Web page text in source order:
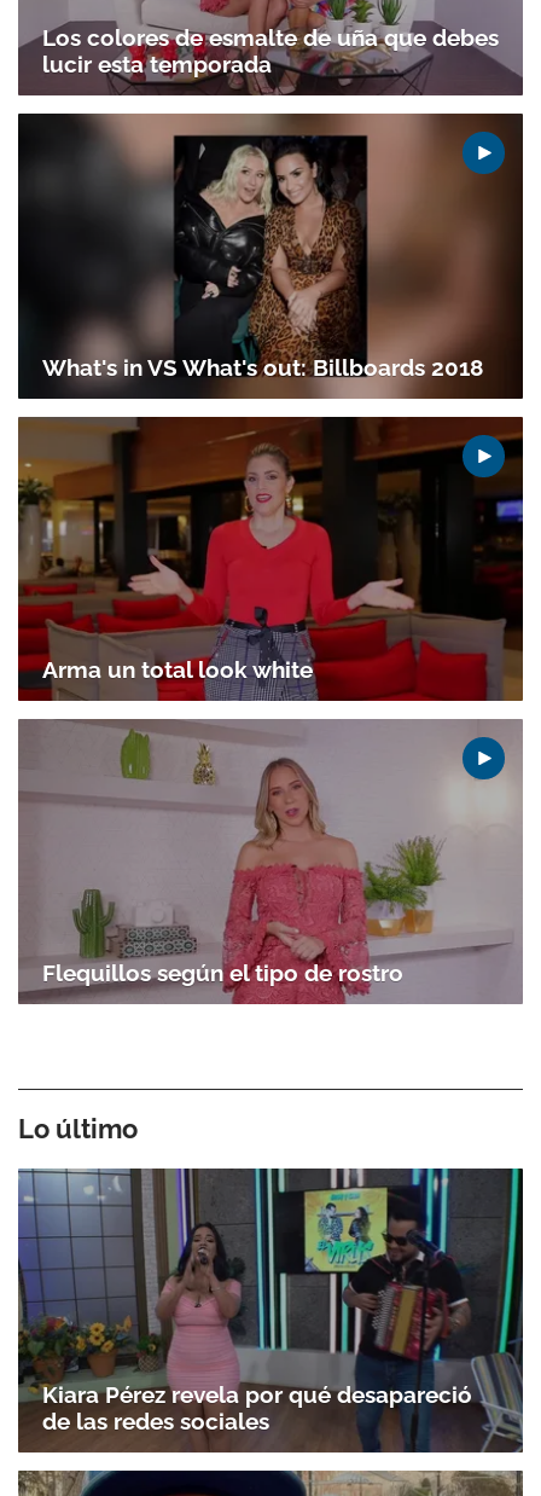
Gracias por suscribirte a nuestro boletín.
ACEPTAR
Los colores de esmalte de uña que debes
lucir esta temporada
What's in VS What's out: Billboards 2018
Arma un total look white
Flequillos según el tipo de rostro
Lo último
Kiara Pérez revela por qué desapareció
de las redes sociales